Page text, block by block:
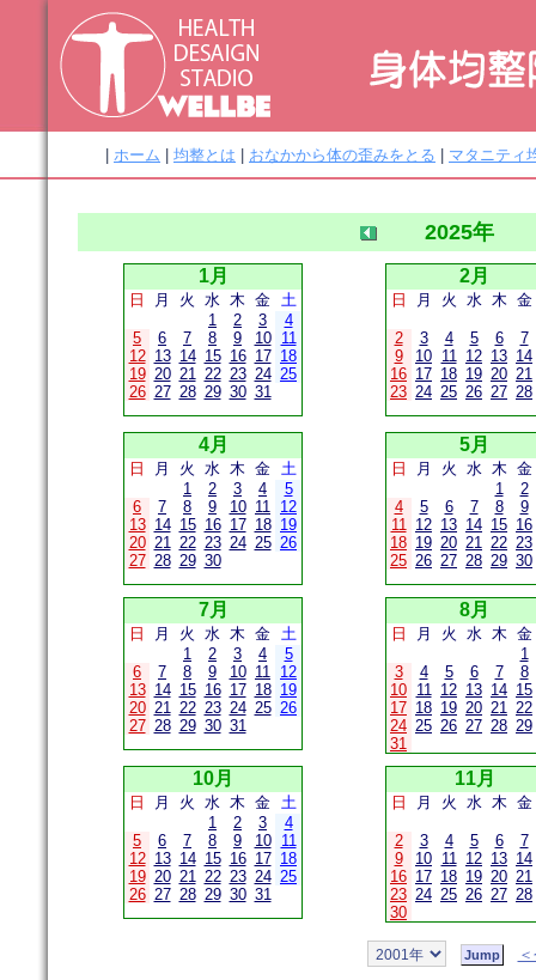
ホーム 均整とは おなかから体の歪みをとる マタニティ
2025年
1月
日 月 火 水 木 金 土
1
2 3
4
5
6 7 8 9 10
11
12 13 14 15 16 17 18
19 20 21 22 23 24 25
26 27 28 29 30 31
2月
日 月 火 水 木 金
2 3 4 5 6
7
9
10 11 12 13 14
16 17 18 19 20 21
23 24 25 26 27 28
4月
日 月 火 水 木 金 土
1
2 3 4
5
6
7 8 9 10 11 12
13 14 15 16 17 18 19
20 21 22 23 24 25 26
27 28 29 30
5月
日 月 火 水 木 金
1
2
4
5 6 7 8
9
11 12 13 14 15 16
18 19 20 21 22 23
25 26 27 28 29 30
7月
日 月 火 水 木 金 土
1
2 3 4
5
6
7 8 9 10 11 12
13 14 15 16 17 18 19
20 21 22 23 24 25 26
27 28 29 30 31
8月
日 月 火 水 木 金
1
3
4 5 6 7
8
10 11 12 13 14 15
17 18 19 20 21 22
24 25 26 27 28 29
31
10月
日 月 火 水 木 金 土
1
2 3
4
5
6 7 8 9 10
11
12 13 14 15 16 17 18
19 20 21 22 23 24 25
26 27 28 29 30 31
11月
日 月 火 水 木 金
2 3 4 5 6
7
9
10 11 12 13 14
16 17 18 19 20 21
23 24 25 26 27 28
30